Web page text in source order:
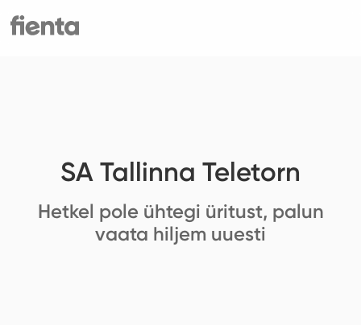
SA Tallinna Teletorn
Hetkel pole ühtegi üritust, palun
vaata hiljem uuesti